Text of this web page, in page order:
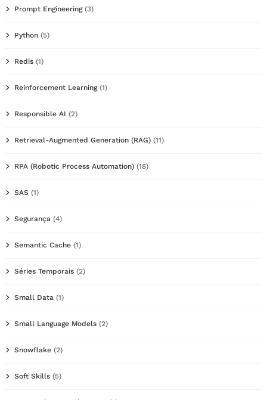
Prompt Engineering(3)
Python (5)
Redis (1)
Reinforcement Learning(1)
Responsible AI (2)
Retrieval-Augmented Generation (RAG) (11)
RPA (Robotic Process Automation) (18)
SAS (1)
Segurança (4)
Semantic Cache (1)
Séries Temporais (2)
Small Data (1)
Small Language Models (2)
Snowflake (2)
Soft Skills (5)